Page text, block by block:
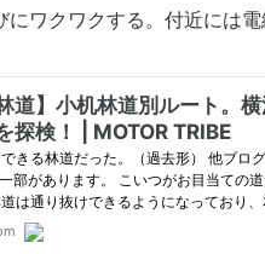
にワクワクする。付近には